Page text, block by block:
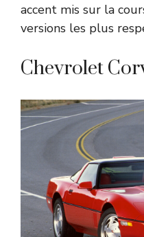
accent mis sur la
versions les plus
Chevrolet